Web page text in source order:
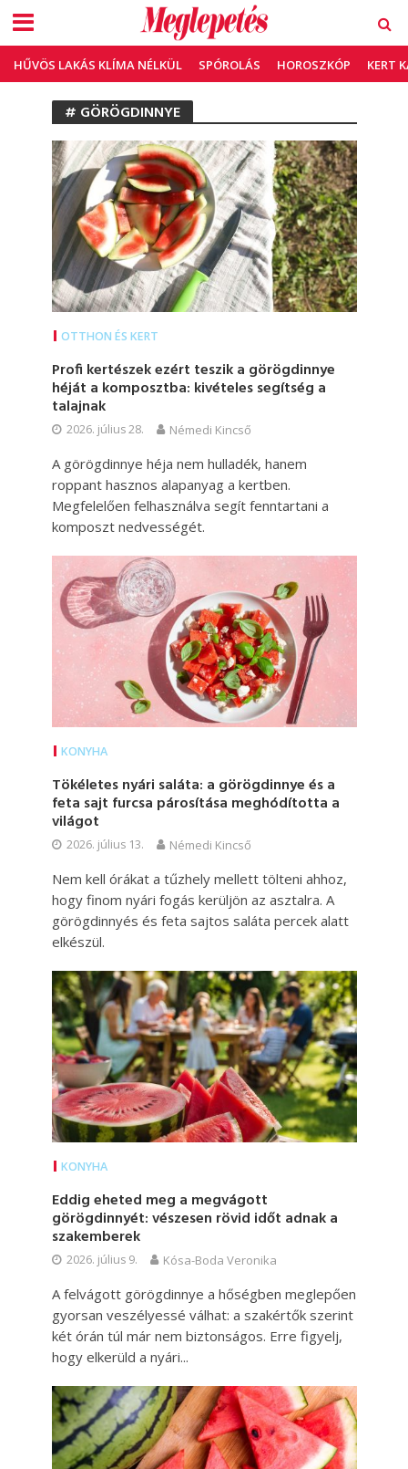
HŰVÖS LAKÁS KLÍMA NÉLKÜL SPÓROLÁS HOROSZKÓP KERT
# GÖRÖGDINNYE
OTTHON ÉS KERT
Profi kertészek ezért teszik a görögdinnye
héját a komposztba: kivételes segítség a
talajnak
2026. július 28. Némedi Kincső
A görögdinnye héja nem hulladék, hanem
roppant hasznos alapanyag a kertben.
Megfelelően felhasználva segít fenntartani a
komposzt nedvességét.
KONYHA
Tökéletes nyári saláta: a görögdinnye és a
feta sajt furcsa párosítása meghódította a
világot
2026. július 13. Némedi Kincső
Nem kell órákat a tűzhely mellett tölteni ahhoz,
hogy finom nyári fogás kerüljön az asztalra. A
görögdinnyés és feta sajtos saláta percek alatt
elkészül.
KONYHA
Eddig eheted meg a megvágott
görögdinnyét: vészesen rövid időt adnak a
szakemberek
2026. július 9. Kósa-Boda Veronika
A felvágott görögdinnye a hőségben meglepően
gyorsan veszélyessé válhat: a szakértők szerint
két órán túl már nem biztonságos. Erre figyelj,
hogy elkerüld a nyári...